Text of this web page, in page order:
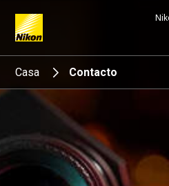
Search keyword(s)
Casa Contacto